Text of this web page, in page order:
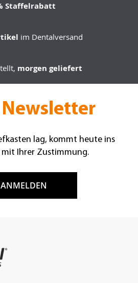
Staffelrabatt
im Dentalversand
morgen geliefert
lag, kommt heute ins
mit Ihrer Zustimmung.
ANMELDEN